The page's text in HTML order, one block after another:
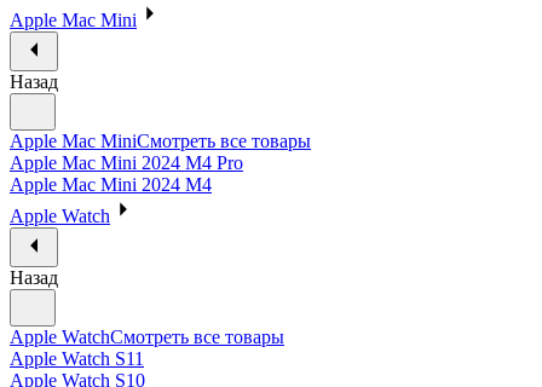
Apple Mac Mini
Назад
Apple Mac MiniСмотреть все товары
Apple Mac Mini 2024 M4 Pro
Apple Mac Mini 2024 M4
Apple Watch
Назад
Apple WatchСмотреть все товары
Apple Watch S11
Apple Watch S10